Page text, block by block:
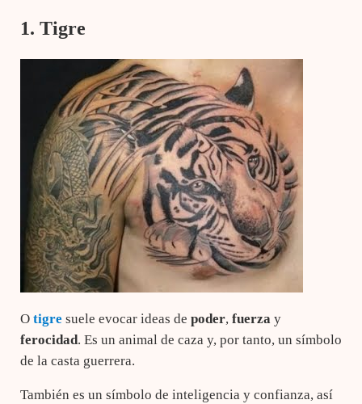
1. Tigre
O tigre suele evocar ideas de poder, fuerzay
ferocidad. Es un animal de caza y, por tanto, un símbolo
de la casta guerrera.
También es un símbolo de inteligencia y confianza, así